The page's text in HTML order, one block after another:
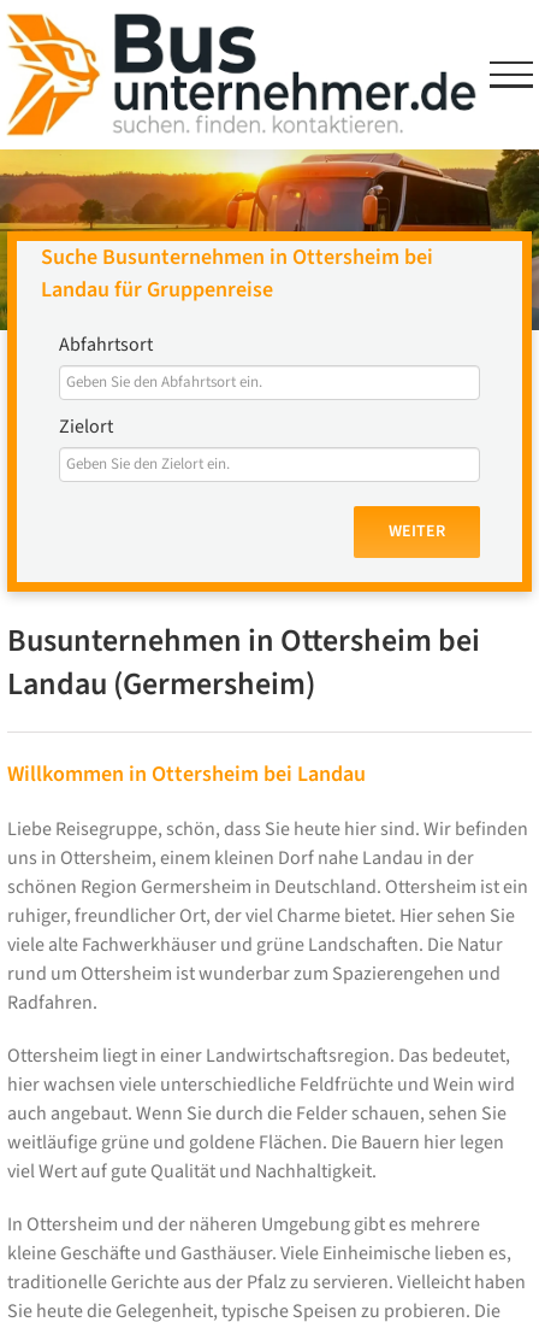
Skip
to
content
Suche Busunternehmen in Ottersheim bei
Landau für Gruppenreise
Abfahrtsort
Zielort
WEITER
Busunternehmen in Ottersheim bei
Landau (Germersheim)
Willkommen in Ottersheim bei Landau
Liebe Reisegruppe, schön, dass Sie heute hier sind. Wir befinden
uns in Ottersheim, einem kleinen Dorf nahe Landau in der
schönen Region Germersheim in Deutschland. Ottersheim ist ein
ruhiger, freundlicher Ort, der viel Charme bietet. Hier sehen Sie
viele alte Fachwerkhäuser und grüne Landschaften. Die Natur
rund um Ottersheim ist wunderbar zum Spazierengehen und
Radfahren.
Ottersheim liegt in einer Landwirtschaftsregion. Das bedeutet,
hier wachsen viele unterschiedliche Feldfrüchte und Wein wird
auch angebaut. Wenn Sie durch die Felder schauen, sehen Sie
weitläufige grüne und goldene Flächen. Die Bauern hier legen
viel Wert auf gute Qualität und Nachhaltigkeit.
In Ottersheim und der näheren Umgebung gibt es mehrere
kleine Geschäfte und Gasthäuser. Viele Einheimische lieben es,
traditionelle Gerichte aus der Pfalz zu servieren. Vielleicht haben
Sie heute die Gelegenheit, typische Speisen zu probieren. Die